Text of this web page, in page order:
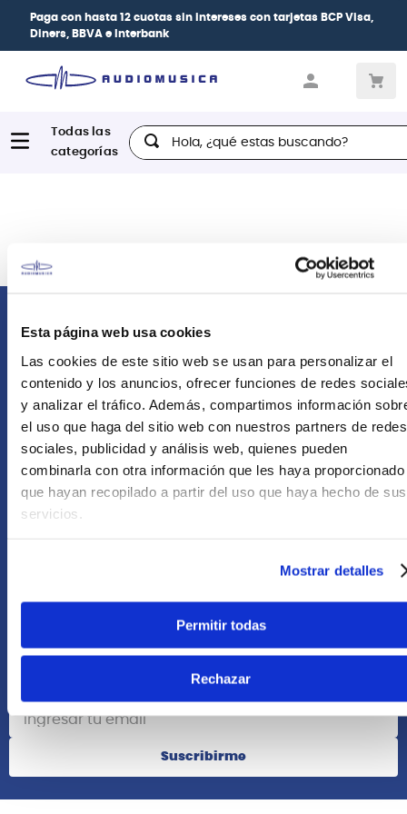
Esta página web usa cookies
Las cookies de este sitio web se usan para personalizar el
contenido y los anuncios, ofrecer funciones de redes
y analizar el tráfico. Además, compartimos información
el uso que haga del sitio web con nuestros partners de redes
sociales, publicidad y análisis web, quienes pueden
combinarla con otra información que les haya proporcionado
que hayan recopilado a partir del uso que haya hecho de sus
servicios.
Mostrar detalles
Permitir todas
Rechazar
Paga con hasta 12 cuotas sin intereses con tarjetas BCP Visa,
Diners, BBVA e Interbank
Hola, ¿qué estas buscando?
Comunícate con nosotros
Atención Postventa
+51 958418476
Asesoría Online
+51 977624112
Acerca de Nosotros
Redes Sociales
Suscribirme